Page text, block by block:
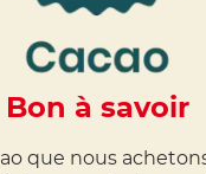
Bon à savoir
que nous